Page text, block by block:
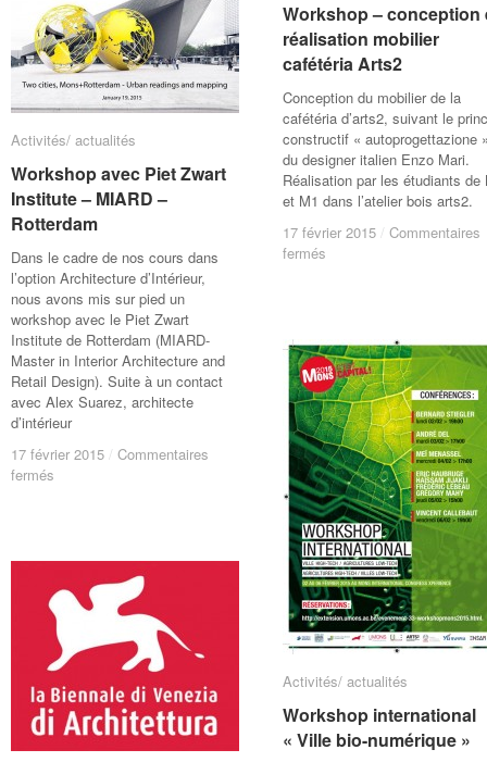
Workshop – conception
réalisation mobilier
cafétéria Arts2
Conception du mobilier de la
cafétéria d’arts2, suivant le
constructif « autoprogettazione
du designer italien Enzo Mari.
Réalisation par les étudiants de
et M1 dans l’atelier bois arts2.
17 février 2015 / Commentaires
fermés
réalisation
mobilier
cafétéria
Arts2
Workshop – conception
réalisation mobilier
cafétéria Arts2
17 février 2015 / Commentaires
fermés
réalisation
mobilier
cafétéria
Arts2
Activités/ actualités
Workshop avec Piet Zwart
Institute – MIARD –
Rotterdam
Dans le cadre de nos cours dans
l’option Architecture d’Intérieur,
nous avons mis sur pied un
workshop avec le Piet Zwart
Institute de Rotterdam (MIARD-
Master in Interior Architecture and
Retail Design). Suite à un contact
avec Alex Suarez, architecte
d’intérieur
17 février 2015 / Commentaires
fermés
Zwart
–
MIARD
–
Rotterdam
Activités/ actualités
Workshop avec Piet Zwart
Institute – MIARD –
Rotterdam
17 février 2015 / Commentaires
fermés
Zwart
–
MIARD
–
Rotterdam
Activités/ actualités
Workshop international
« Ville bio-numérique »
Activités/ actualités
Workshop international
« Ville bio-numérique »